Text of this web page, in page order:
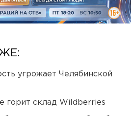
угрожает Челябинской
горит склад Wildberries